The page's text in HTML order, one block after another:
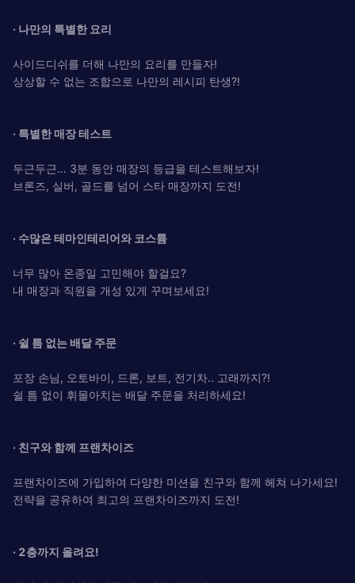
· 나만의 특별한 요리
사이드디쉬를 더해 나만의 요리를 만들자!
상상할 수 없는 조합으로 나만의 레시피 탄생?!
· 특별한 매장 테스트
두근두근... 3분 동안 매장의 등급을 테스트해보자!
브론즈, 실버, 골드를 넘어 스타 매장까지 도전!
· 수많은 테마인테리어와 코스튬
너무 많아 온종일 고민해야 할걸요?
내 매장과 직원을 개성 있게 꾸며보세요!
· 쉴 틈 없는 배달 주문
포장 손님, 오토바이, 드론, 보트, 전기차.. 고래까지?!
쉴 틈 없이 휘몰아치는 배달 주문을 처리하세요!
· 친구와 함께 프랜차이즈
프랜차이즈에 가입하여 다양한 미션을 친구와 함께 헤쳐 나가세요!
전략을 공유하여 최고의 프랜차이즈까지 도전!
· 2층까지 올려요!